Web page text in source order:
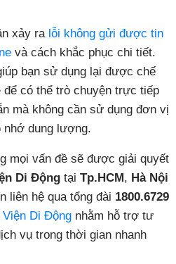
xảy ra lỗi không gửi được tin
và cách khắc phục chi tiết.
bạn sử dụng lại được chế
có thể trò chuyện trực tiếp
mà không cần sử dụng đơn vị
nhớ dung lượng.
mọi vấn đề sẽ được giải quyết
Di Động tại Tp.HCM, Hà Nội
liên hệ qua tổng đài 1800.6729
Viện Di Động nhằm hỗ trợ tư
vụ trong thời gian nhanh